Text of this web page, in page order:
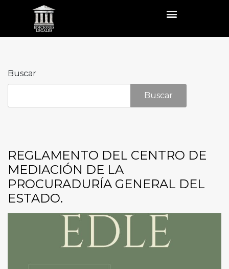
Buscar
Buscar
REGLAMENTO DEL CENTRO DE
MEDIACIÓN DE LA
PROCURADURÍA GENERAL DEL
ESTADO.